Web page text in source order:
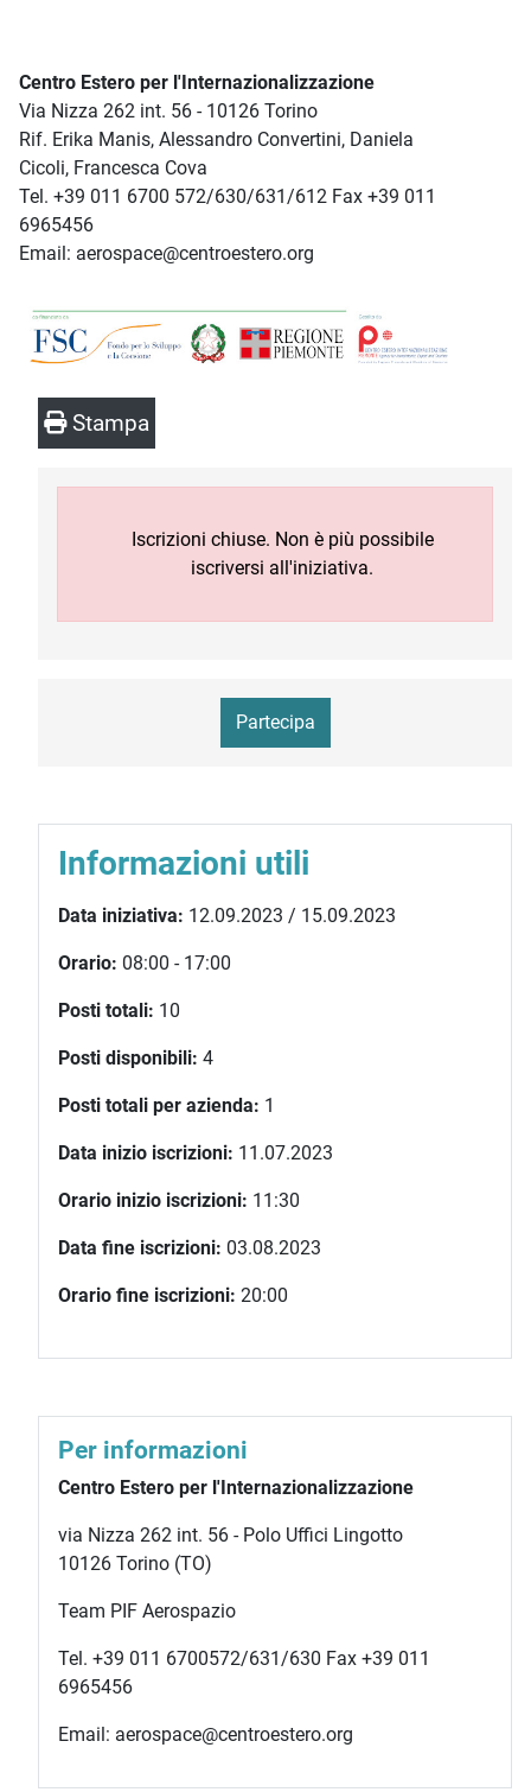
Centro Estero per l'Internazionalizzazione
Via Nizza 262 int. 56 - 10126 Torino
Rif. Erika Manis, Alessandro Convertini, Daniela
Cicoli, Francesca Cova
Tel. +39 011 6700 572/630/631/612 Fax +39 011
6965456
Email: aerospace@centroestero.org
Stampa
Iscrizioni chiuse. Non è più possibile
iscriversi all'iniziativa.
Partecipa
Informazioni utili
Data iniziativa: 12.09.2023 / 15.09.2023
Orario: 08:00 - 17:00
Posti totali: 10
Posti disponibili: 4
Posti totali per azienda: 1
Data inizio iscrizioni: 11.07.2023
Orario inizio iscrizioni: 11:30
Data fine iscrizioni: 03.08.2023
Orario fine iscrizioni: 20:00
Per informazioni
Centro Estero per l'Internazionalizzazione
via Nizza 262 int. 56 - Polo Uffici Lingotto
10126 Torino (TO)
Team PIF Aerospazio
Tel. +39 011 6700572/631/630 Fax +39 011
6965456
Email: aerospace@centroestero.org